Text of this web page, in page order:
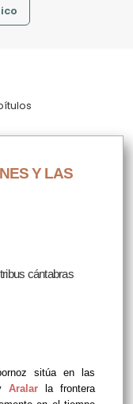
Y LAS
cántabras
sitúa en las
Aralar
la frontera